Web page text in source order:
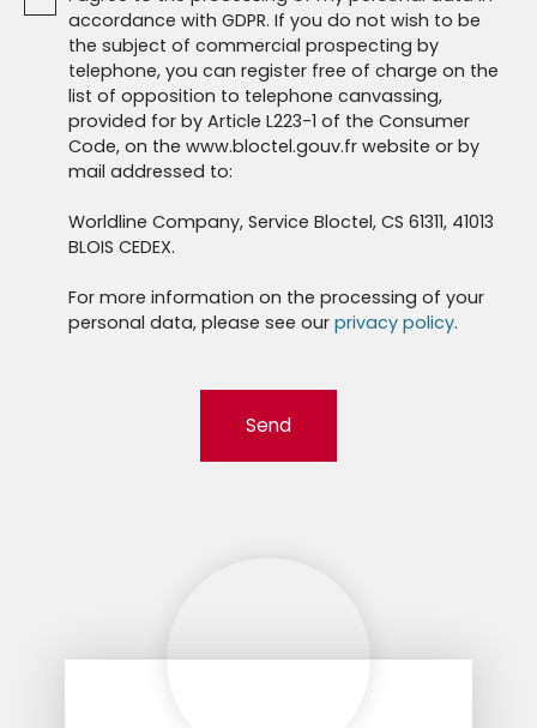
accordance with GDPR. If you do not wish to be
the subject of commercial prospecting by
telephone, you can register free of charge on the
list of opposition to telephone canvassing,
provided for by Article L223-1 of the Consumer
Code, on the www.bloctel.gouv.fr website or by
mail addressed to:
Worldline Company, Service Bloctel, CS 61311, 41013
BLOIS CEDEX.
For more information on the processing of your
personal data, please see our privacy policy.
Send